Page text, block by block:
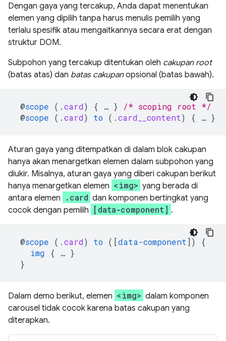
Dengan gaya yang tercakup, Anda dapat menentukan
elemen yang dipilih tanpa harus menulis pemilih yang
terlalu spesifik atau mengaitkannya secara erat dengan
struktur DOM.
Subpohon yang tercakup ditentukan oleh cakupan root
(batas atas) dan batas cakupanopsional (batas bawah).
@scope ( .card) { … }
/* scoping root */
@scope ( .card) to ( .card__content) { … }
Aturan gaya yang ditempatkan di dalam blok cakupan
hanya akan menargetkan elemen dalam subpohon yang
diukir. Misalnya, aturan gaya yang diberi cakupan berikut
hanya menargetkan elemen <img> yang berada di
antara elemen
.card dan komponen bertingkat yang
cocok dengan pemilih [data-component] .
@scope ( .card) to ([data-component ])
{
img
{ … }
}
Dalam demo berikut, elemen <img> dalam komponen
carousel tidak cocok karena batas cakupan yang
diterapkan.